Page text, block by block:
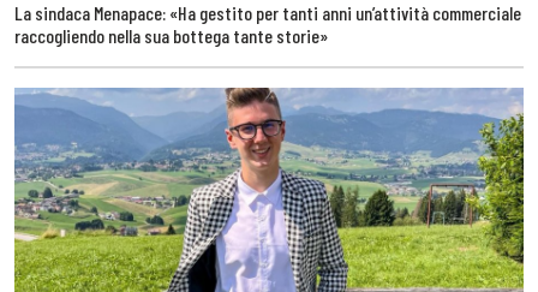
La sindaca Menapace: «Ha gestito per tanti anni un’attività commerciale
raccogliendo nella sua bottega tante storie»